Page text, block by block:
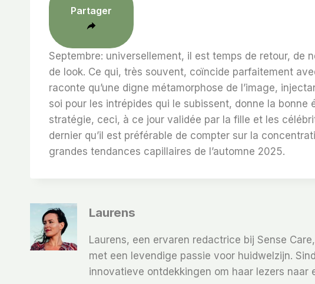
Partager
Septembre: universellement, il est temps de retour, de
de look. Ce qui, très souvent, coïncide parfaitement
raconte qu’une digne métamorphose de l’image,
soi pour les intrépides qui le subissent, donne la bonne
stratégie, ceci, à ce jour validée par la fille et les
dernier qu’il est préférable de compter sur la
grandes tendances capillaires de l’automne 2025.
Laurens
Laurens, een ervaren redactrice bij Sense
met een levendige passie voor huidwelzijn.
innovatieve ontdekkingen om haar lezers naar